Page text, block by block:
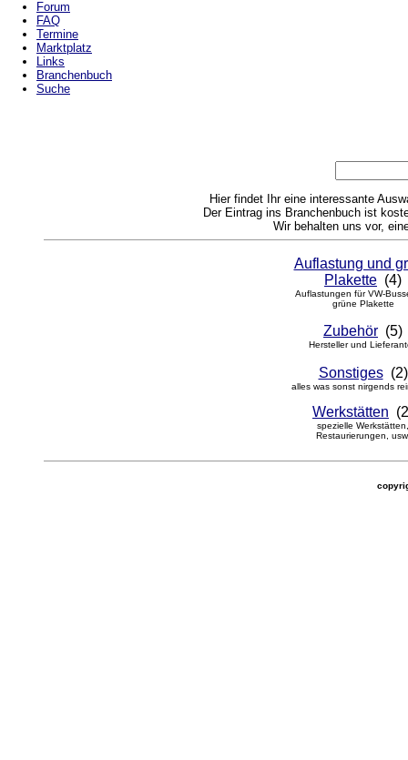
Forum
FAQ
Termine
Marktplatz
Links
Branchenbuch
Suche
Hier findet Ihr eine interessante
Der Eintrag ins Branchenbuch ist
Wir behalten uns vor,
Auflastung und
Plakette (4)
Auflastungen für VW-
grüne Plakette
Zubehör (5)
Hersteller und
Sonstiges(2)
alles was sonst nirgends
Werkstätten
spezielle Werkstätten,
Restaurierungen,